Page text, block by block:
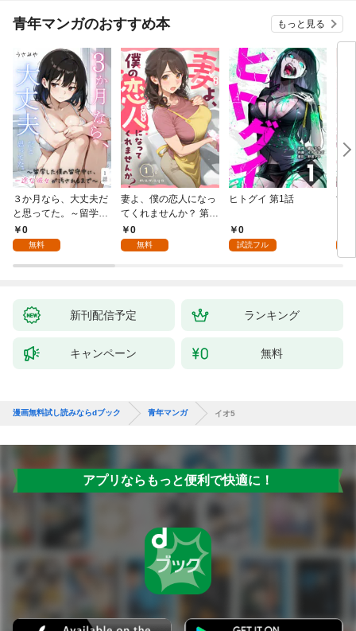
青年マンガのおすすめ本 もっと見る
３か月なら、大丈夫だ
と思ってた。～留学し
た僕の留守中に、一途
な彼女が汚されるまで
0
無料
妻よ、僕の恋人になっ
てくれませんか？ 第1
話0
無料
ヒトグイ 第1話
0
試読フル
世
新刊配信予定 ランキング
キャンペーン 無料
漫画無料試し読みならdブック 青年マンガ イオ5
アプリならもっと便利で快適に！